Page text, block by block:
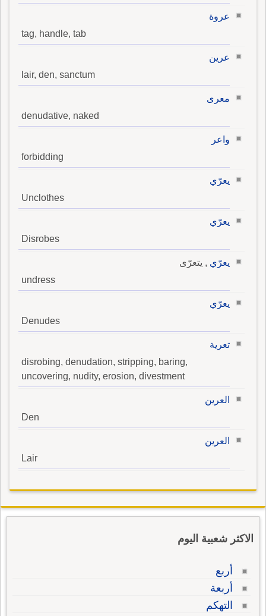
عروة
tag, handle, tab
عرين
lair, den, sanctum
معرى
denudative, naked
واعر
forbidding
يعرّي
Unclothes
يعرّي
Disrobes
يعرّي , يتعرّى
undress
يعرّي
Denudes
تعرية
disrobing, denudation, stripping, baring,
uncovering, nudity, erosion, divestment
العرين
Den
العرين
Lair
الاكثر شعبية اليوم
أربع
أربعة
التهكم